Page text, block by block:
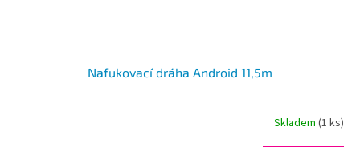
Nafukovací dráha Android 11,5m
Skladem (1 ks)